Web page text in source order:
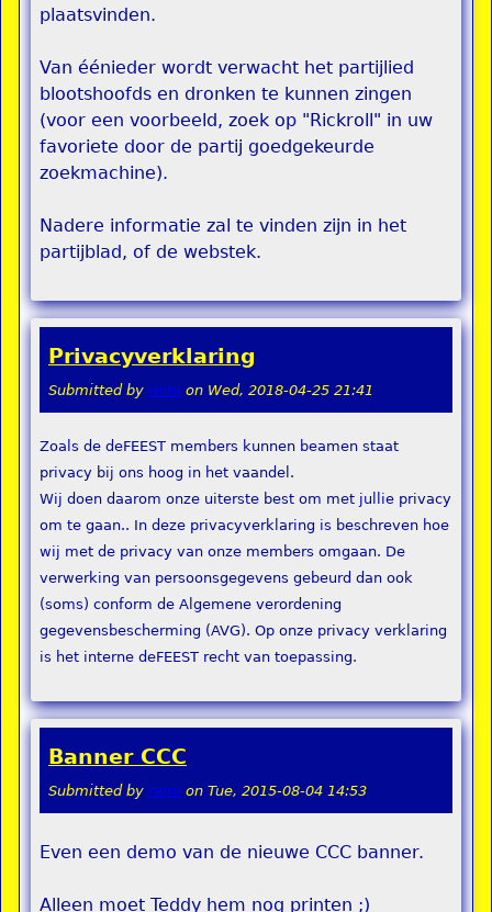
plaatsvinden.
Van éénieder wordt verwacht het partijlied
blootshoofds en dronken te kunnen zingen
(voor een voorbeeld, zoek op "Rickroll" in uw
favoriete door de partij goedgekeurde
zoekmachine).
Nadere informatie zal te vinden zijn in het
partijblad, of de webstek.
Privacyverklaring
Submitted by remi on Wed, 2018-04-25 21:41
Zoals de deFEEST members kunnen beamen staat
privacy bij ons hoog in het vaandel.
Wij doen daarom onze uiterste best om met jullie privacy
om te gaan.. In deze privacyverklaring is beschreven hoe
wij met de privacy van onze members omgaan. De
verwerking van persoonsgegevens gebeurd dan ook
(soms) conform de Algemene verordening
gegevensbescherming (AVG). Op onze privacy verklaring
is het interne deFEEST recht van toepassing.
Banner CCC
Submitted by remi on Tue, 2015-08-04 14:53
Even een demo van de nieuwe CCC banner.
Alleen moet Teddy hem nog printen ;)